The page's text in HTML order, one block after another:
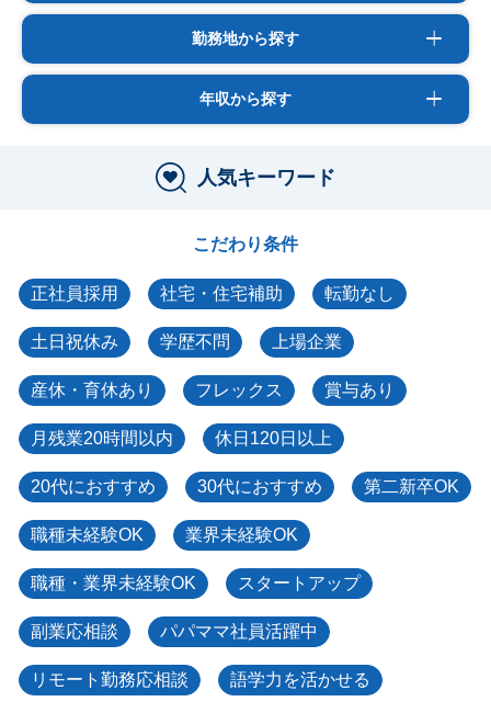
勤務地から探す
年収から探す
人気キーワード
こだわり条件
正社員採用 社宅・住宅補助 転勤なし
土日祝休み 学歴不問 上場企業
産休・育休あり フレックス 賞与あり
月残業20時間以内 休日120日以上
20代におすすめ 30代におすすめ 第二新卒OK
職種未経験OK 業界未経験OK
職種・業界未経験OK スタートアップ
副業応相談 パパママ社員活躍中
リモート勤務応相談 語学力を活かせる